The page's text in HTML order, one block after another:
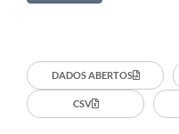
DADOS ABERTOS
CSV